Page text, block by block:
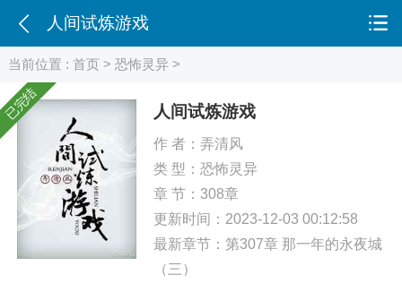
当前位置 :首页 >恐怖灵异 >
已完结 人间试炼游戏
作 者： 弄清风
类 型： 恐怖灵异
章 节：308章
更新时间：2023-12-03 00:12:58
最新章节： 第307章 那一年的永夜城
（三）
人间试炼游戏